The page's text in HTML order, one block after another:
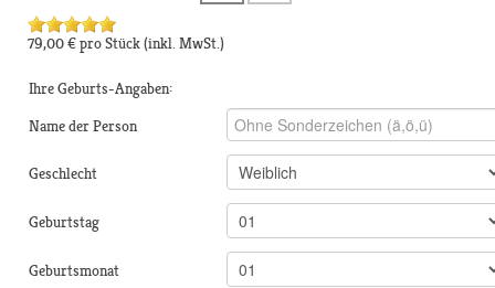
79,00 €pro Stück(inkl. MwSt.)
Ihre Geburts-Angaben:
Name der Person
Geschlecht
Geburtstag
Geburtsmonat